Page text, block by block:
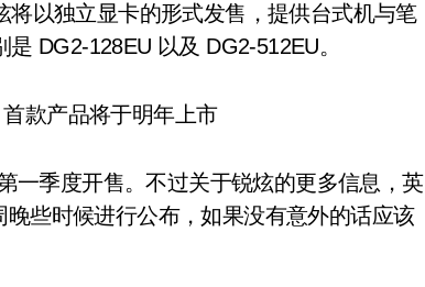
以独立显卡的形式发售，提供台式机与笔
DG2-128EU 以及 DG2-512EU。
一季度开售。不过关于锐炫的更多信息，英
些时候进行公布，如果没有意外的话应该